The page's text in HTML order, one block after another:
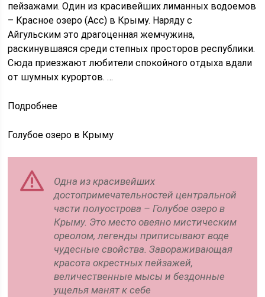
пейзажами. Один из красивейших лиманных водоемов
– Красное озеро (Асс) в Крыму. Наряду с
Айгульским это драгоценная жемчужина,
раскинувшаяся среди степных просторов республики.
Сюда приезжают любители спокойного отдыха вдали
от шумных курортов. …
Подробнее
Голубое озеро в Крыму
Одна из красивейших
достопримечательностей центральной
части полуострова – Голубое озеро в
Крыму. Это место овеяно мистическим
ореолом, легенды приписывают воде
чудесные свойства. Завораживающая
красота окрестных пейзажей,
величественные мысы и бездонные
ущелья манят к себе